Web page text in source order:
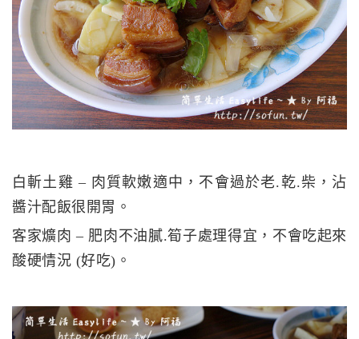
白斬土雞 – 肉質軟嫩適中，不會過於老.乾.柴，沾
醬汁配飯很開胃。
客家爌肉 – 肥肉不油膩.筍子處理得宜，不會吃起來
酸硬情況 (好吃)。